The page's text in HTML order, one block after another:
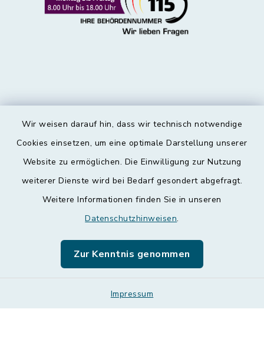
Wir weisen darauf hin, dass wir technisch notwendige
Cookies einsetzen, um eine optimale Darstellung unserer
Website zu ermöglichen. Die Einwilligung zur Nutzung
weiterer Dienste wird bei Bedarf gesondert abgefragt.
Weitere Informationen finden Sie in unseren
Datenschutzhinweisen.
Zur Kenntnis genommen
Impressum
Kontakt
Datenschutz
Leichte Sprache
Sitemap